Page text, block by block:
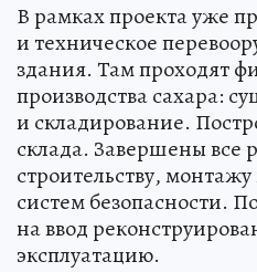
В рамках проекта уже
и техническое
здания. Там проходят
производства сахара:
и складирование.
склада. Завершены все
строительству,
систем безопасности.
на ввод
эксплуатацию.